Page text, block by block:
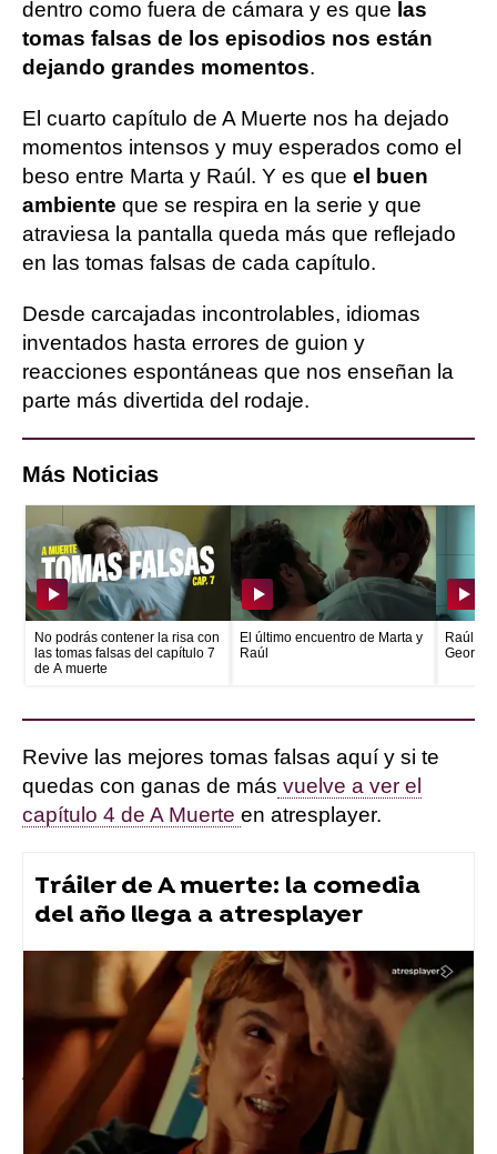
dentro como fuera de cámara y es que las
tomas falsas de los episodios nos están
dejando grandes momentos.
El cuarto capítulo de A Muerte nos ha dejado
momentos intensos y muy esperados como el
beso entre Marta y Raúl. Y es que el buen
ambiente que se respira en la serie y que
atraviesa la pantalla queda más que reflejado
en las tomas falsas de cada capítulo.
Desde carcajadas incontrolables, idiomas
inventados hasta errores de guion y
reacciones espontáneas que nos enseñan la
parte más divertida del rodaje.
Más Noticias
No podrás contener la risa con
las tomas falsas del capítulo 7
de A muerte
El último encuentro de Marta y
Raúl
Raúl
Revive las mejores tomas falsas aquí y si te
quedas con ganas de más vuelve a ver el
capítulo 4 de A Muerte en atresplayer.
Tráiler de A muerte: la comedia
del año llega a atresplayer
series atresplayer
Atresplayer Premium » A muerte